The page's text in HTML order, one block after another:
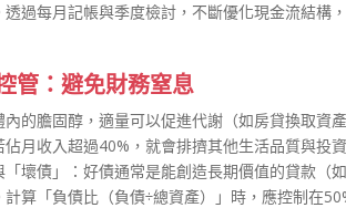
透過每月記帳與季度檢討，不斷優化現金流結構
管：避免財務窒息
內的膽固醇，適量可以促進代謝（如房貸換取資
佔月收入超過40%，就會排擠其他生活品質與投
「壞債」：好債通常是能創造長期價值的貸款
計算「負債比（負債÷總資產）」時，應控制在